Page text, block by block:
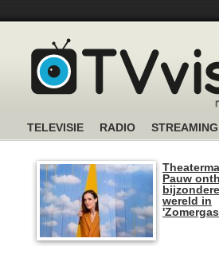
TELEVISIE RADIO STREAMING
Pauw
wereld in